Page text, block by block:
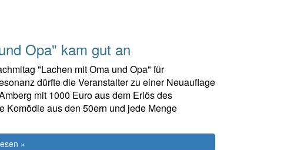
Opa" kam gut an
"Lachen mit Oma und Opa" für
dürfte die Veranstalter zu einer Neuauflage
mit 1000 Euro aus dem Erlös des
Komödie aus den 50ern und jede Menge
»